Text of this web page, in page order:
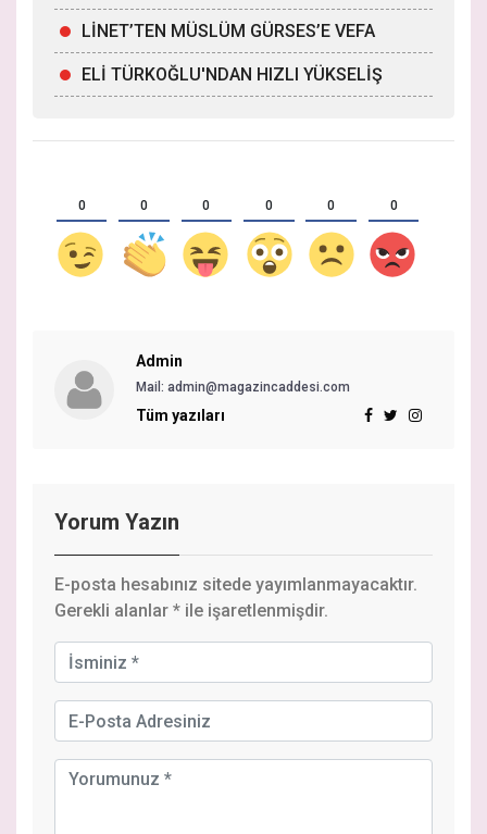
LİNET’TEN MÜSLÜM GÜRSES’E VEFA
ELİ TÜRKOĞLU'NDAN HIZLI YÜKSELİŞ
0 0 0 0 0 0
Admin
Mail: admin@magazincaddesi.com
Tüm yazıları
Yorum Yazın
E-posta hesabınız sitede yayımlanmayacaktır.
Gerekli alanlar * ile işaretlenmişdir.